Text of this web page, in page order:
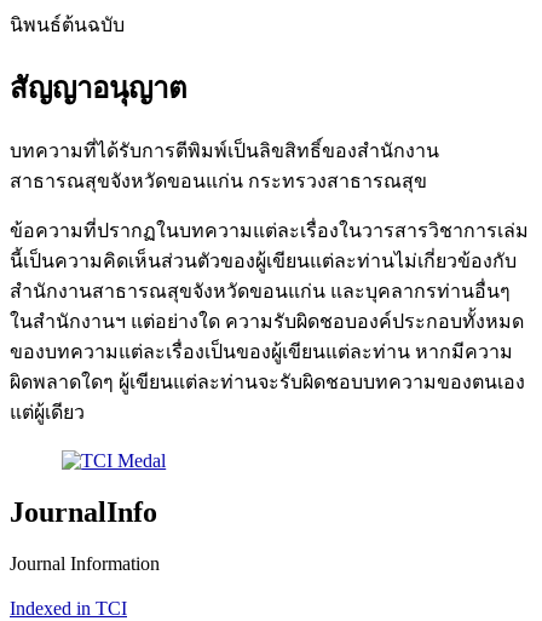
นิพนธ์ต้นฉบับ
สัญญาอนุญาต
บทความที่ได้รับการตีพิมพ์เป็นลิขสิทธิ์ของสำนักงาน
สาธารณสุขจังหวัดขอนแก่น กระทรวงสาธารณสุข
ข้อความที่ปรากฏในบทความแต่ละเรื่องในวารสารวิชาการเล่ม
นี้เป็นความคิดเห็นส่วนตัวของผู้เขียนแต่ละท่านไม่เกี่ยวข้องกับ
สำนักงานสาธารณสุขจังหวัดขอนแก่น และบุคลากรท่านอื่นๆ
ในสำนักงานฯ แต่อย่างใด ความรับผิดชอบองค์ประกอบทั้งหมด
ของบทความแต่ละเรื่องเป็นของผู้เขียนแต่ละท่าน หากมีความ
ผิดพลาดใดๆ ผู้เขียนแต่ละท่านจะรับผิดชอบบทความของตนเอง
แต่ผู้เดียว
JournalInfo
Journal Information
Indexed in TCI